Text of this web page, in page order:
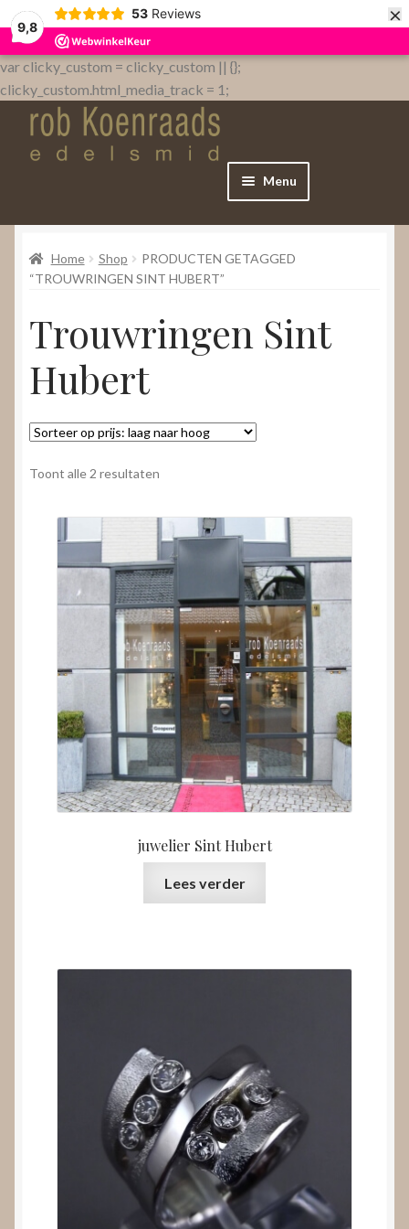
9,8
53 Reviews ×
var clicky_custom = clicky_custom || {};
clicky_custom.html_media_track = 1;
Menu
Home
WebShop
Over
Contact
Nieuws
Video’s
Home Shop
PRODUCTEN GETAGGED
“TROUWRINGEN SINT HUBERT”
Trouwringen Sint
Hubert
Toont alle 2 resultaten
naar
hoog
juwelier Sint Hubert
Lees verder